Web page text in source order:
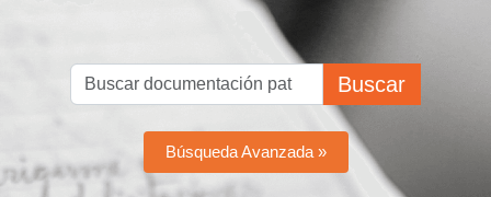
Buscar
Búsqueda Avanzada »